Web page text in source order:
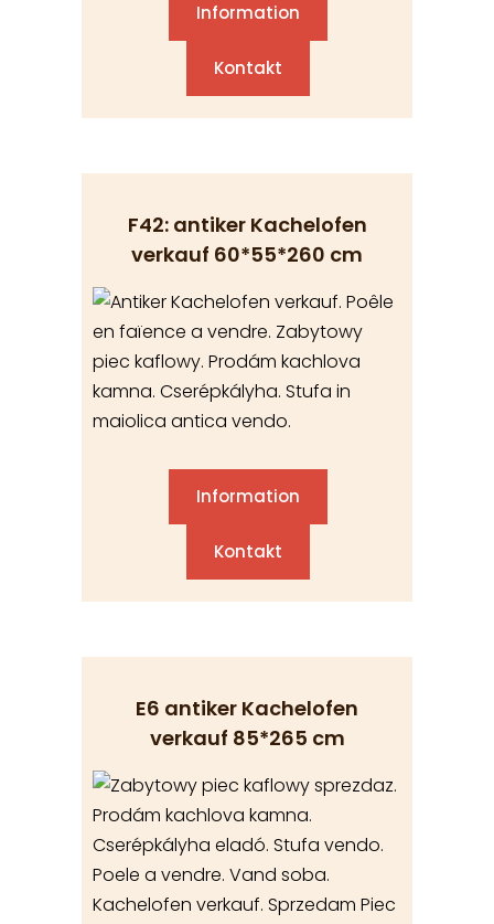
Information
Kontakt
F42: antiker Kachelofen
verkauf 60*55*260 cm
Information
Kontakt
E6 antiker Kachelofen
verkauf 85*265 cm